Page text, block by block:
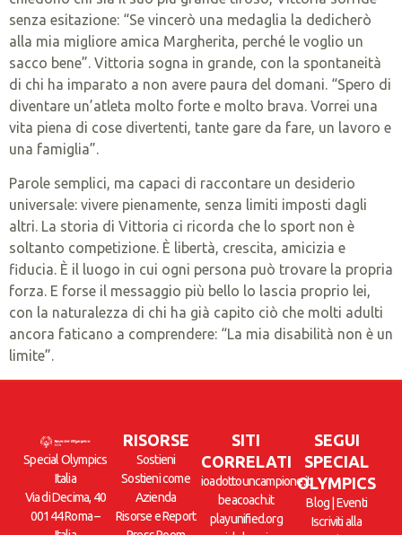
senza esitazione: “Se vincerò una medaglia la dedicherò
alla mia migliore amica Margherita, perché le voglio un
sacco bene”. Vittoria sogna in grande, con la spontaneità
di chi ha imparato a non avere paura del domani. “Spero di
diventare un’atleta molto forte e molto brava. Vorrei una
vita piena di cose divertenti, tante gare da fare, un lavoro e
una famiglia”.
Parole semplici, ma capaci di raccontare un desiderio
universale: vivere pienamente, senza limiti imposti dagli
altri. La storia di Vittoria ci ricorda che lo sport non è
soltanto competizione. È libertà, crescita, amicizia e
fiducia. È il luogo in cui ogni persona può trovare la propria
forza. E forse il messaggio più bello lo lascia proprio lei,
con la naturalezza di chi ha già capito ciò che molti adulti
ancora faticano a comprendere: “La mia disabilità non è un
limite”.
Special Olympics
Italia
Via di Decima, 40
00144 Roma –
RISORSE
Sostieni
Sostieni come
Azienda
Risorse e Report
SITI
CORRELATI
ioadottouncampione.it
beacoach.it
playunified.org
SEGUI
SPECIAL
OLYMPICS
Blog Eventi
Iscriviti alla